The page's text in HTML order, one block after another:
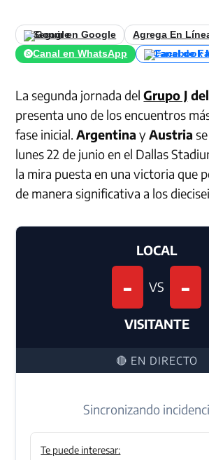
Seguir en Google
Agrega En
Canal en WhatsApp
Canal de
La segunda jornada delGrupo J
presenta uno de los encuentros
fase inicial.Argentina yAustria
lunes 22 de junio en el Dallas
la mira puesta en una victoria que
de manera significativa a los
LOCAL
- VS -
VISITANTE
🔴 EN DIRECTO
Sincronizando
Te puede interesar: